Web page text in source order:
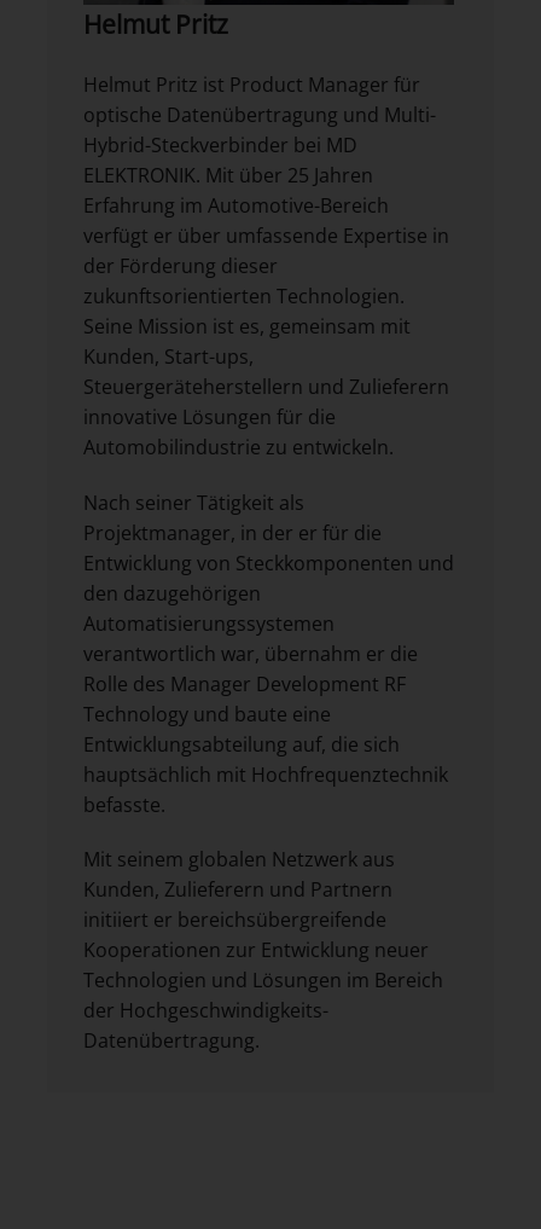
Helmut Pritz
Helmut Pritz ist Product Manager für
optische Datenübertragung und Multi-
Hybrid-Steckverbinder bei MD
ELEKTRONIK. Mit über 25 Jahren
Erfahrung im Automotive-Bereich
verfügt er über umfassende Expertise in
der Förderung dieser
zukunftsorientierten Technologien.
Seine Mission ist es, gemeinsam mit
Kunden, Start-ups,
Steuergeräteherstellern und Zulieferern
innovative Lösungen für die
Automobilindustrie zu entwickeln.
Nach seiner Tätigkeit als
Projektmanager, in der er für die
Entwicklung von Steckkomponenten und
den dazugehörigen
Automatisierungssystemen
verantwortlich war, übernahm er die
Rolle des Manager Development RF
Technology und baute eine
Entwicklungsabteilung auf, die sich
hauptsächlich mit Hochfrequenztechnik
befasste.
Mit seinem globalen Netzwerk aus
Kunden, Zulieferern und Partnern
initiiert er bereichsübergreifende
Kooperationen zur Entwicklung neuer
Technologien und Lösungen im Bereich
der Hochgeschwindigkeits-
Datenübertragung.